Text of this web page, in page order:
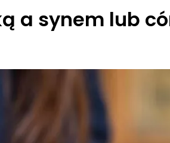
a synem lub